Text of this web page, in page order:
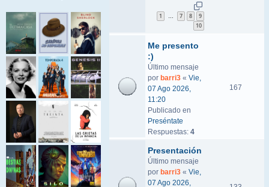
1 7 8
9
10
Me presento
:)
Último mensaje
por barri3 « Vie,
07 Ago 2026,
11:20
Publicado en
Preséntate
Respuestas: 4
167
Presentación
Último mensaje
por barri3 « Vie,
07 Ago 2026,